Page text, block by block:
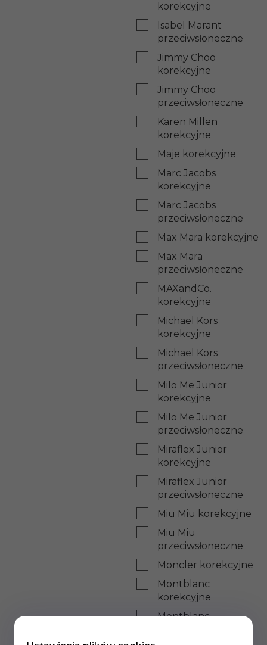
korekcyjne
Isabel Marant
przeciwsłoneczne
Jimmy Choo
korekcyjne
Jimmy Choo
przeciwsłoneczne
Karen Millen
korekcyjne
Maje korekcyjne
Marc Jacobs
korekcyjne
Marc Jacobs
przeciwsłoneczne
Max Mara korekcyjne
Max Mara
przeciwsłoneczne
MAXandCo.
korekcyjne
Michael Kors
korekcyjne
Michael Kors
przeciwsłoneczne
Milo Me Junior
korekcyjne
Milo Me Junior
przeciwsłoneczne
Miraflex Junior
korekcyjne
Miraflex Junior
przeciwsłoneczne
Miu Miu korekcyjne
Miu Miu
przeciwsłoneczne
Moncler korekcyjne
Montblanc
korekcyjne
Montblanc